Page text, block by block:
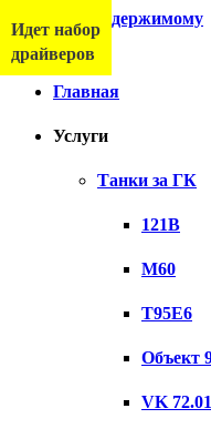
Перейти к содержимому
Меню
Главная
Услуги
Танки за ГК
121B
M60
T95E6
Объект
VK
Идет набор
драйверов